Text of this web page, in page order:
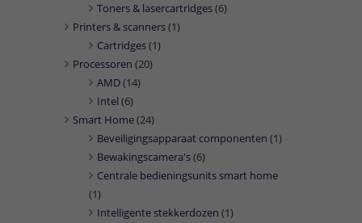
Toners & lasercartridges(6)
Printers & scanners(1)
Cartridges(1)
Processoren (20)
AMD(14)
Intel (6)
Smart Home(24)
Beveiligingsapparaat componenten (1)
Bewakingscamera's(6)
Centrale bedieningsunits smart home
(1)
Intelligente stekkerdozen (1)